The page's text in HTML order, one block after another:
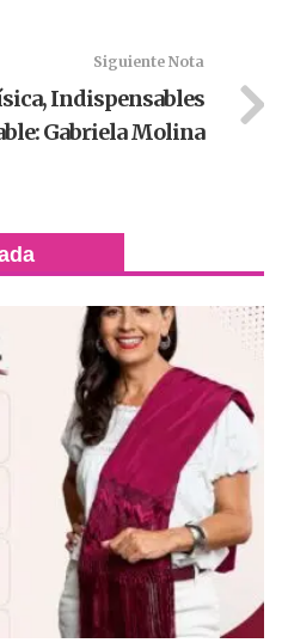
Siguiente Nota
Indispensables
Gabriela Molina